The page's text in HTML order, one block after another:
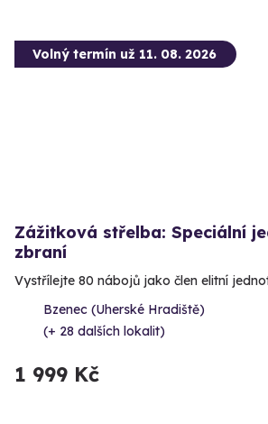
Volný termín už 11. 08. 2026
Zážitková střelba: Speciální
zbraní
Vystřílejte 80 nábojů jako člen elitní
Bzenec (Uherské Hradiště)
(+ 28 dalších lokalit)
1 999 Kč